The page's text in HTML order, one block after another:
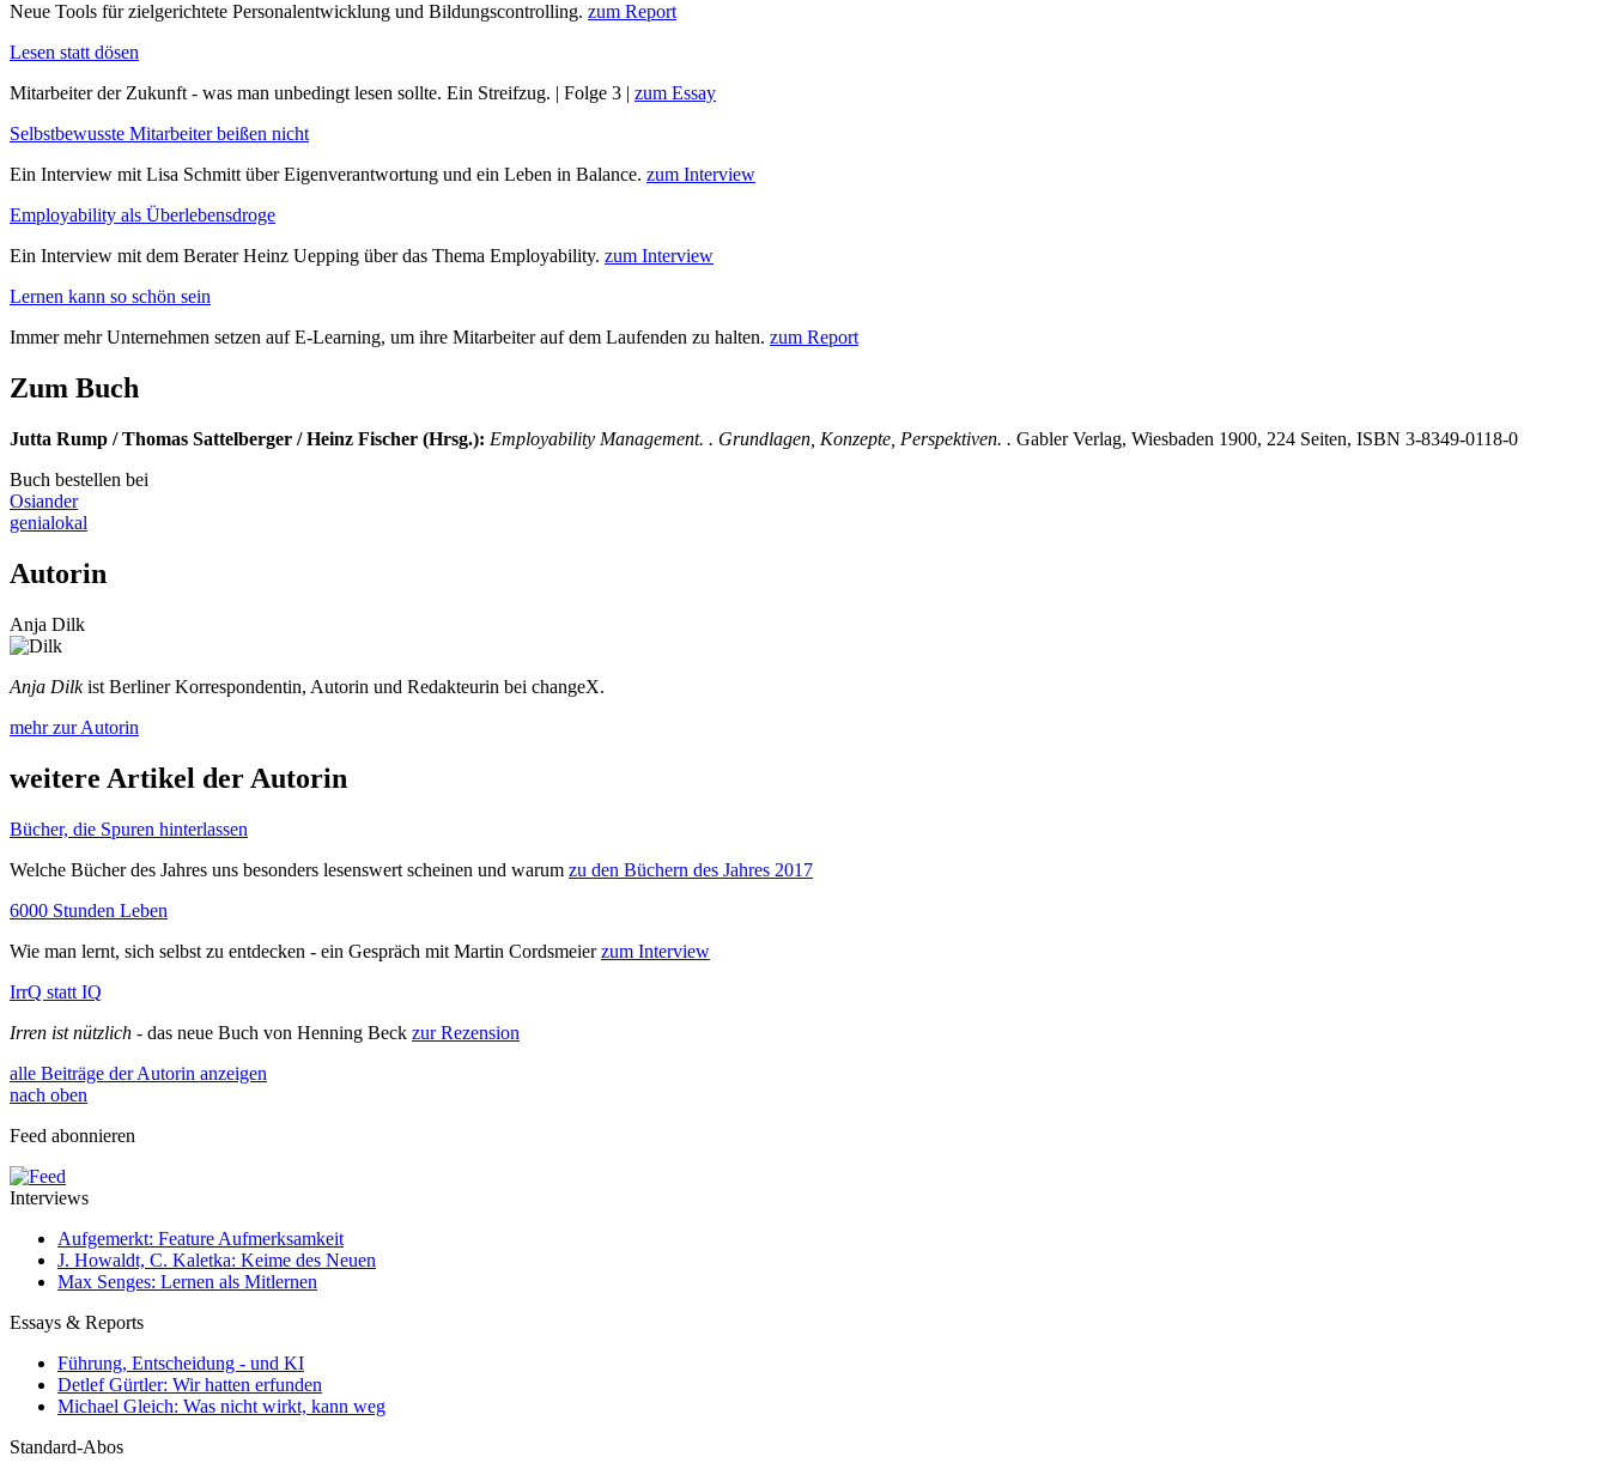
Neue Tools für zielgerichtete Personalentwicklung und Bildungscontrolling. zum Report
Lesen statt dösen
Mitarbeiter der Zukunft - was man unbedingt lesen sollte. Ein Streifzug. | Folge 3 | zum Essay
Selbstbewusste Mitarbeiter beißen nicht
Ein Interview mit Lisa Schmitt über Eigenverantwortung und ein Leben in Balance. zum Interview
Employability als Überlebensdroge
Ein Interview mit dem Berater Heinz Uepping über das Thema Employability. zum Interview
Lernen kann so schön sein
Immer mehr Unternehmen setzen auf E-Learning, um ihre Mitarbeiter auf dem Laufenden zu halten. zum Report
Zum Buch
Jutta Rump / Thomas Sattelberger / Heinz Fischer (Hrsg.): Employability Management. . Grundlagen, Konzepte, Perspektiven. . Gabler Verlag, Wiesbaden 1900, 224 Seiten, ISBN 3-8349-0118-0
Buch bestellen bei
Osiander
genialokal
Autorin
Anja Dilk
Anja Dilkist Berliner Korrespondentin, Autorin und Redakteurin bei changeX.
mehr zur Autorin
weitere Artikel der Autorin
Bücher, die Spuren hinterlassen
Welche Bücher des Jahres uns besonders lesenswert scheinen und warum zu den Büchern des Jahres 2017
6000 Stunden Leben
Wie man lernt, sich selbst zu entdecken - ein Gespräch mit Martin Cordsmeierzum Interview
IrrQ statt IQ
Irren ist nützlich - das neue Buch von Henning Beck zur Rezension
alle Beiträge der Autorin anzeigen
nach oben
Feed abonnieren
Interviews
Aufgemerkt: Feature Aufmerksamkeit
J. Howaldt, C. Kaletka: Keime des Neuen
Max Senges: Lernen als Mitlernen
Essays & Reports
Führung, Entscheidung - und KI
Detlef Gürtler: Wir hatten erfunden
Michael Gleich: Was nicht wirkt, kann weg
Standard-Abos